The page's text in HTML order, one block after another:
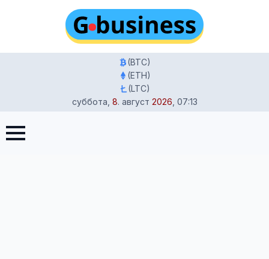
(BTC)
(ETH)
(LTC)
суббота 8. август 2026 07:13
Главная
Германии: Тихий сдвиг к частным расчетам